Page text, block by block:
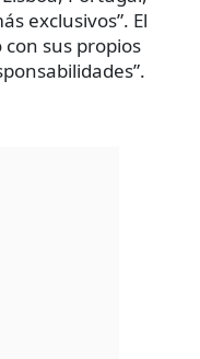
exclusivos”. El
sus propios